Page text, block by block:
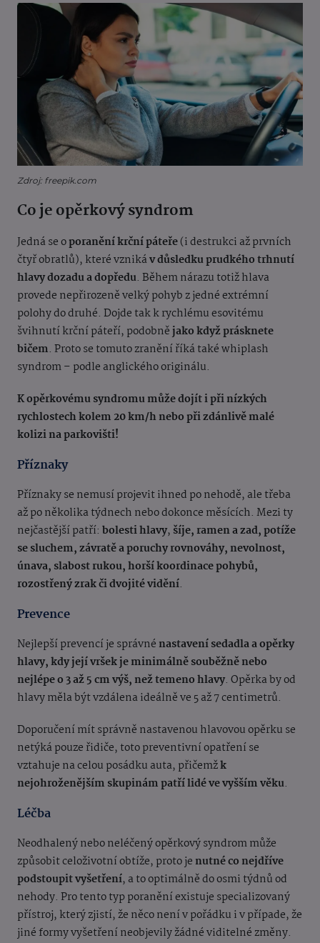
Zdroj: freepik.com
Co je opěrkový syndrom
Jedná se oporanění krční páteře(i destrukci až prvních
čtyř obratlů), které vznikáv důsledku prudkého trhnutí
hlavy dozadu a dopředu. Během nárazu totiž hlava
provede nepřirozeně velký pohyb z jedné extrémní
polohy do druhé. Dojde tak k rychlému esovitému
švihnutí krční páteří, podobně jako když prásknete
bičem. Proto se tomuto zranění říká také whiplash
syndrom – podle anglického originálu.
K opěrkovému syndromu může dojít i při nízkých
rychlostech kolem 20 km/h nebo při zdánlivě malé
kolizi na parkovišti!
Příznaky
Příznaky se nemusí projevit ihned po nehodě, ale třeba
až po několika týdnech nebo dokonce měsících. Mezi ty
nejčastější patří: bolesti hlavy, šíje, ramen a zad, potíže
se sluchem, závratě a poruchy rovnováhy, nevolnost,
únava, slabost rukou, horší koordinace pohybů,
rozostřený zrak či dvojité vidění.
Prevence
Nejlepší prevencí je správné nastavení sedadla a opěrky
hlavy, kdy její vršek je minimálně souběžně nebo
nejlépe o 3 až 5 cm výš, než temeno hlavy. Opěrka by od
hlavy měla být vzdálena ideálně ve 5 až 7 centimetrů.
Doporučení mít správně nastavenou hlavovou opěrku se
netýká pouze řidiče, toto preventivní opatření se
vztahuje na celou posádku auta, přičemžk
nejohroženějším skupinám patří lidé ve vyšším věku.
Léčba
Neodhalený nebo neléčený opěrkový syndrom může
způsobit celoživotní obtíže, proto je nutné co nejdříve
podstoupit vyšetření, a to optimálně do osmi týdnů od
nehody. Pro tento typ poranění existuje specializovaný
přístroj, který zjistí, že něco není v pořádku i v případe, že
jiné formy vyšetření neobjevily žádné viditelné změny.